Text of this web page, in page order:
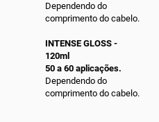
Dependendo do
comprimento do cabelo.
INTENSE GLOSS -
120ml
50 a 60 aplicações.
Dependendo do
comprimento do cabelo.